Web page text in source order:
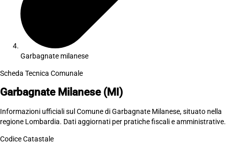
Garbagnate milanese
Scheda Tecnica Comunale
Garbagnate Milanese (MI)
Informazioni ufficiali sul Comune di Garbagnate Milanese, situato nella
regione Lombardia. Dati aggiornati per pratiche fiscali e amministrative.
Codice Catastale